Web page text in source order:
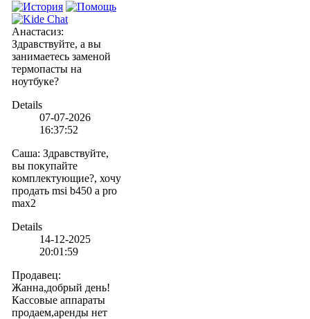
Анастасиз:
Здравствуйте, а вы
занимаетесь заменой
термопасты на
ноутбуке?
Details
07-07-2026
16:37:52
Саша: Здравствуйте,
вы покупайте
комплектующие?, хочу
продать msi b450 a pro
max2
Details
14-12-2025
20:01:59
Продавец:
Жанна,добрый день!
Кассовые аппараты
продаем,аренды нет